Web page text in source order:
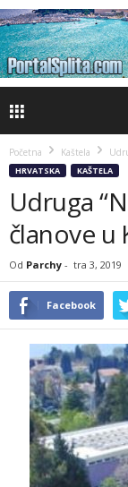
Početna Kaštela
HRVATSKA KAŠTELA
Udruga
članove u
Od Parchy - tra 3, 2019
Facebook